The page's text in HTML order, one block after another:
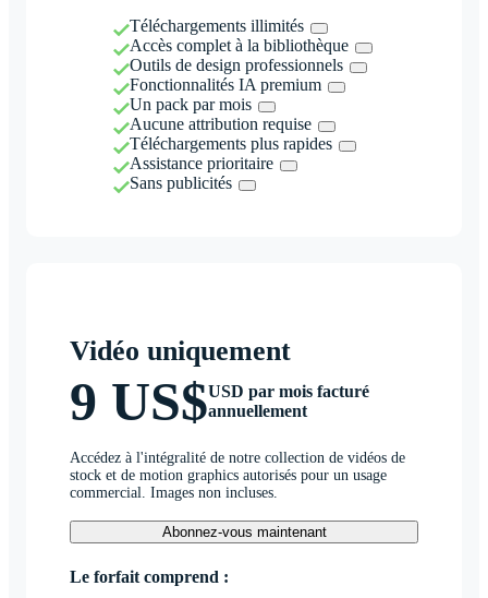
Téléchargements illimités
Accès complet à la bibliothèque
Outils de design professionnels
Fonctionnalités IA premium
Un pack par mois
Aucune attribution requise
Téléchargements plus rapides
Assistance prioritaire
Sans publicités
Vidéo uniquement
9 US$USD par mois facturé
annuellement
Accédez à l'intégralité de notre collection de vidéos de
stock et de motion graphics autorisés pour un usage
commercial. Images non incluses.
Abonnez-vous maintenant
Le forfait comprend :